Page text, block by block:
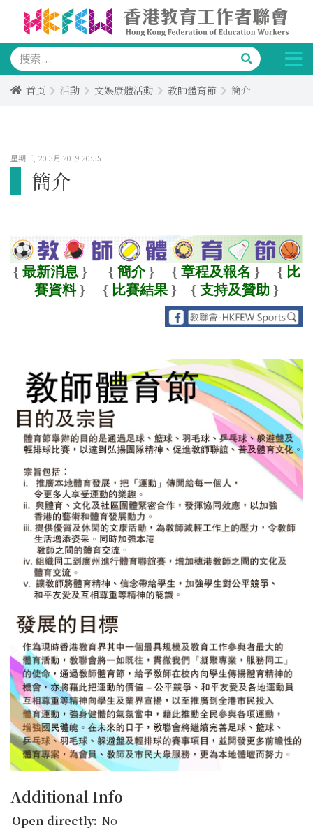
首页 活動 文娛康體活動 教師體育節 簡介
星期三, 20 3月 2019 20:55
簡介
{ 最新消息 } { 簡介} { 章程及報名 } { 比
賽資料} { 比賽結果 } { 支持及贊助 }
Additional Info
Open directly: No